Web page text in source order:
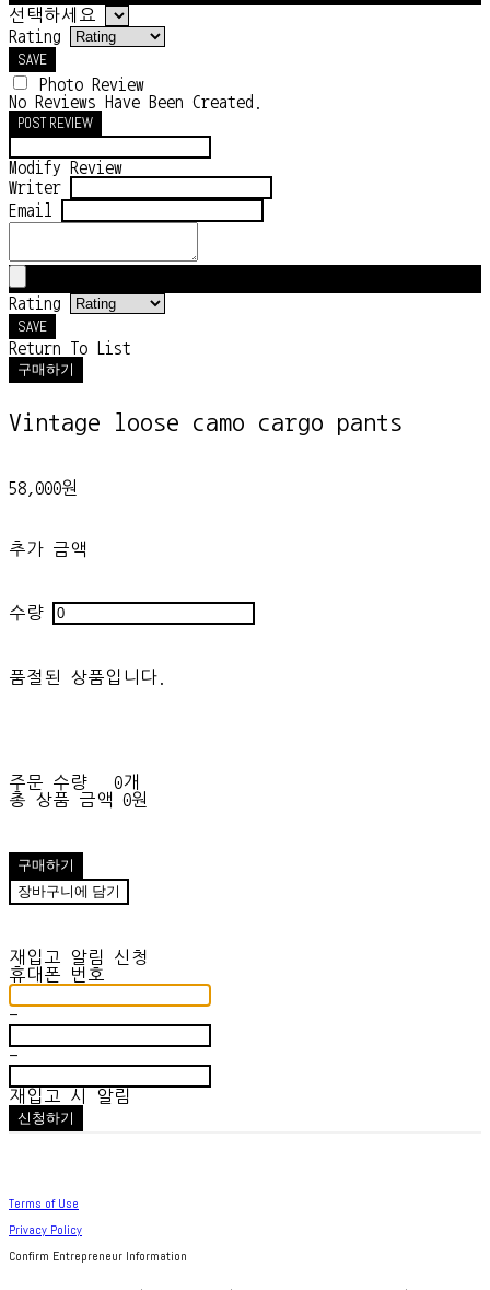
선택하세요
Rating
SAVE
Photo Review
No Reviews Have Been Created.
POST REVIEW
Modify Review
Writer
Email
Rating
SAVE
Return To List
구매하기
Vintage loose camo cargo pants
58,000원
추가 금액
수량
품절된 상품입니다.
주문 수량
0개
총 상품 금액
0원
구매하기
장바구니에 담기
재입고 알림 신청
휴대폰 번호
-
-
재입고 시 알림
신청하기
Terms of Use
Privacy Policy
Confirm Entrepreneur Information